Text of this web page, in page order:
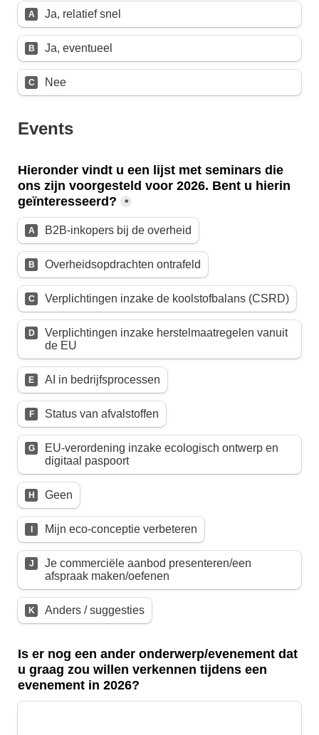
A Ja, relatief snel
B Ja, eventueel
C Nee
Events
Hieronder vindt u een lijst met seminars die
ons zijn voorgesteld voor 2026. Bent u hierin
geïnteresseerd?
*
A B2B-inkopers bij de overheid
B Overheidsopdrachten ontrafeld
C Verplichtingen inzake de koolstofbalans (CSRD)
D
Verplichtingen inzake herstelmaatregelen vanuit
de EU
E AI in bedrijfsprocessen
F Status van afvalstoffen
G
EU-verordening inzake ecologisch ontwerp en
digitaal paspoort
H Geen
Mijn eco-conceptie verbeteren
J
Je commerciële aanbod presenteren/een
afspraak maken/oefenen
K Anders / suggesties
Is er nog een ander onderwerp/evenement dat
u graag zou willen verkennen tijdens een
evenement in 2026?